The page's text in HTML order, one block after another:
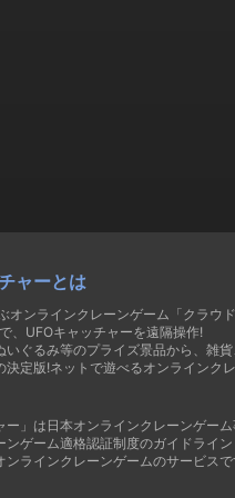
ャーとは
オンラインクレーンゲーム「クラウ
、UFOキャッチャーを遠隔操作!
いぐるみ等のプライズ景品から、雑
決定版!ネットで遊べるオンラインク
ー」は日本オンラインクレーンゲー
ンゲーム適格認証制度のガイドライ
ラインクレーンゲームのサービスで